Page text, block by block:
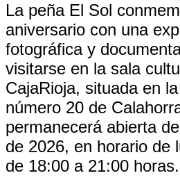
La peña El Sol
aniversario con una
fotográfica y
visitarse en la sala
CajaRioja, situada en
número 20 de
permanecerá abierta
de 2026, en horario de
de 18:00 a 21:00 horas.